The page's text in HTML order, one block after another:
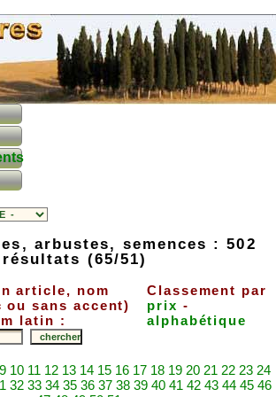
arbustes, semences : 502
résultats (65/51)
article, nom
ou sans accent)
latin :
Classement par
prix -
alphabétique
9 10 11 12 13 14 15 16 17 18 19 20 21 22 23 24
32 33 34 35 36 37 38 39 40 41 42 43 44 45 46